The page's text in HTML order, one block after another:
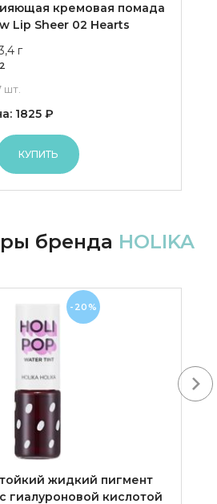
кремовая помада
Lip Sheer 02 Hearts
г
шт.
1825 ₽
КУПИТЬ
бренда HOLIKA
жидкий пигмент
гиалуроновой кислотой
-20%